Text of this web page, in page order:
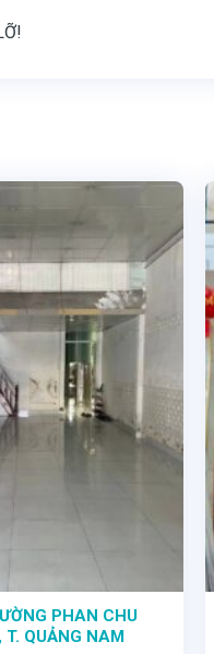
PHAN CHU
T. QUẢNG NAM